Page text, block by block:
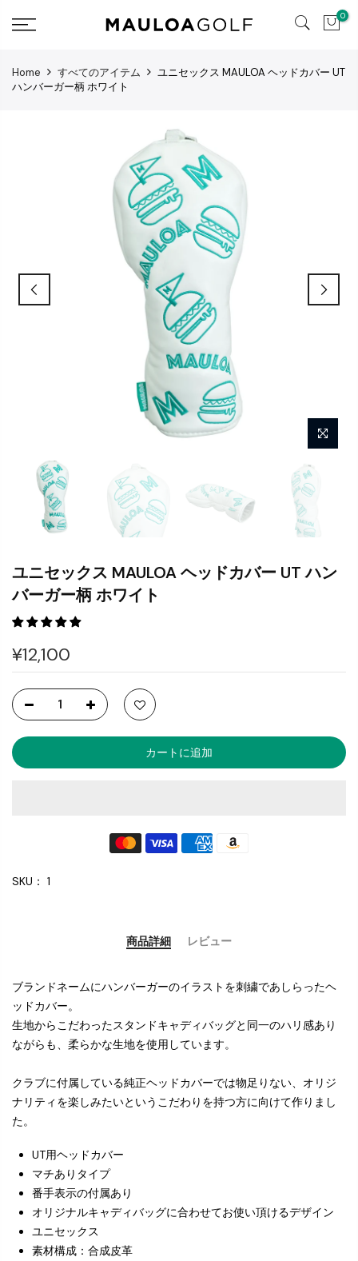
0
Home すべてのアイテム
ユニセックス MAULOA ヘッドカバー UT
ハンバーガー柄 ホワイト
ユニセックス MAULOA ヘッドカバー UT ハン
バーガー柄 ホワイト
¥12,100
SKU： 1
商品詳細 レビュー
ブランドネームにハンバーガーのイラストを刺繍であしらったヘ
ッドカバー。
生地からこだわったスタンドキャディバッグと同一のハリ感あり
ながらも、柔らかな生地を使用しています。
クラブに付属している純正ヘッドカバーでは物足りない、オリジ
ナリティを楽しみたいというこだわりを持つ方に向けて作りまし
た。
UT用ヘッドカバー
マチありタイプ
番手表示の付属あり
オリジナルキャディバッグに合わせてお使い頂けるデザイン
ユニセックス
素材構成：合成皮革